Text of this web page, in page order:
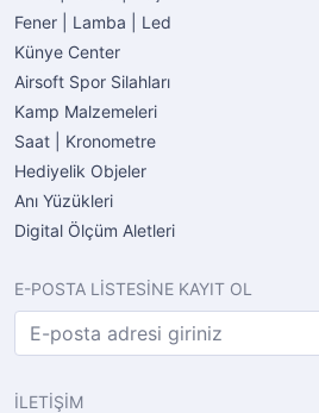
Fener | Lamba | Led
Künye Center
Airsoft Spor Silahları
Kamp Malzemeleri
Saat | Kronometre
Hediyelik Objeler
Anı Yüzükleri
Digital Ölçüm Aletleri
E-POSTA LİSTESİNE KAYIT OL
İLETİŞİM